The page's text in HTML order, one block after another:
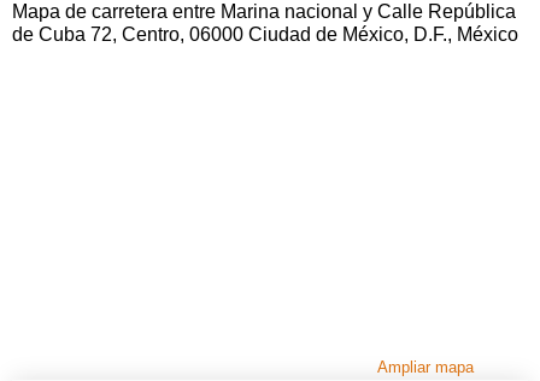
Mapa de carretera entre Marina nacional y Calle República
de Cuba 72, Centro, 06000 Ciudad de México, D.F., México
Ampliar mapa